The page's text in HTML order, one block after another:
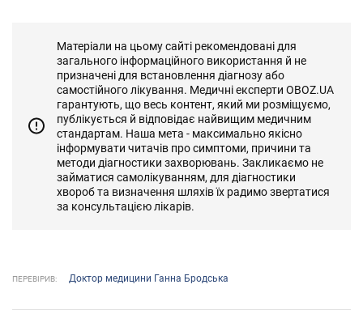
Матеріали на цьому сайті рекомендовані для
загального інформаційного використання й не
призначені для встановлення діагнозу або
самостійного лікування. Медичні експерти OBOZ.UA
гарантують, що весь контент, який ми розміщуємо,
публікується й відповідає найвищим медичним
стандартам. Наша мета - максимально якісно
інформувати читачів про симптоми, причини та
методи діагностики захворювань. Закликаємо не
займатися самолікуванням, для діагностики
хвороб та визначення шляхів їх радимо звертатися
за консультацією лікарів.
ПЕРЕВІРИВ: Доктор медицини Ганна Бродська